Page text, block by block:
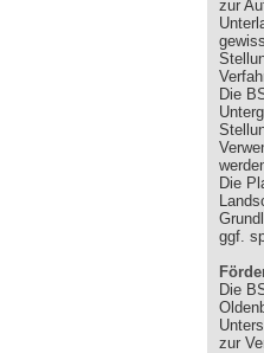
zur
Die
Die
ggf.
Die
zur